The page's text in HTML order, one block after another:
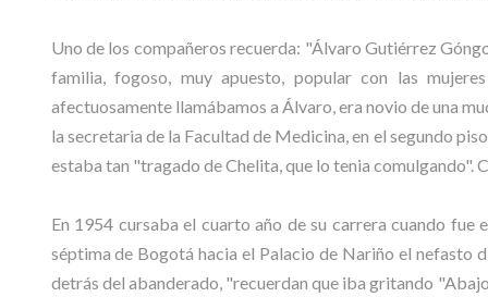
Uno de los compañeros recuerda: "Álvaro Gutiérrez
familia, fogoso, muy apuesto, popular con las
afectuosamente llamábamos a Álvaro, era novio de una
la secretaria de la Facultad de Medicina, en el segundo
estaba tan "tragado de Chelita, que lo tenia comulgando".
En 1954 cursaba el cuarto año de su carrera cuando
séptima de Bogotá hacia el Palacio de Nariño el nefasto
detrás del abanderado, "recuerdan que iba gritando